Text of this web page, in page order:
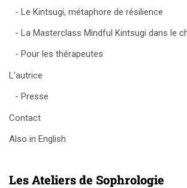
Le Kintsugi, métaphore de résilience
La Masterclass Mindful Kintsugi dans le
Pour les thérapeutes
L’autrice
Presse
Contact
Also in English
Les Ateliers de Sophrologie